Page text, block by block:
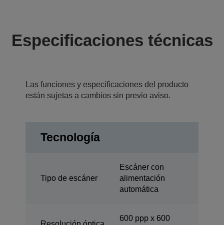
Especificaciones técnicas
Las funciones y especificaciones del producto
están sujetas a cambios sin previo aviso.
Tecnología
Tipo de escáner
Escáner con
alimentación
automática
600 ppp x 600